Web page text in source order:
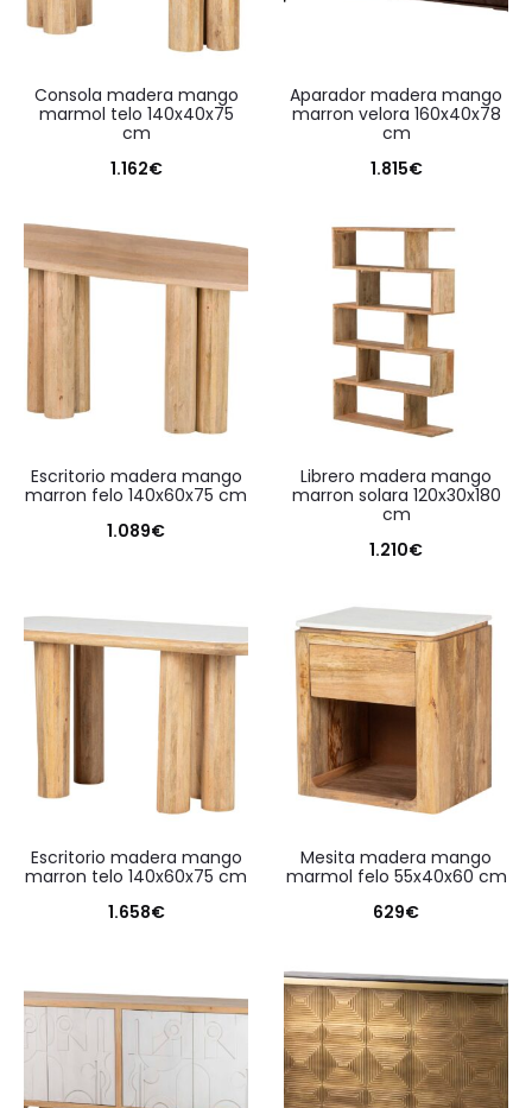
consola madera mango
marmol telo 140x40x75
cm
1.162€
aparador madera mango
marron velora 160x40x78
cm
1.815€
escritorio madera mango
marron felo 140x60x75 cm
1.089€
librero madera mango
marron solara 120x30x180
cm
1.210€
escritorio madera mango
marron telo 140x60x75 cm
1.658€
mesita madera mango
marmol felo 55x40x60 cm
629€